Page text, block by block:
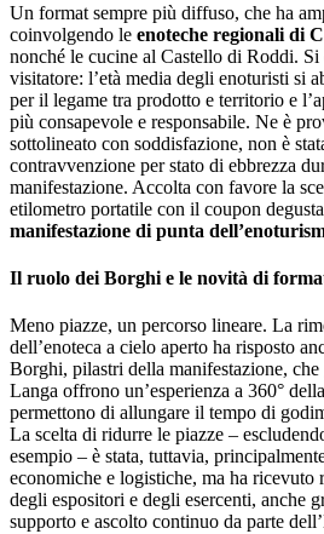
Un format sempre più diffuso, che ha
coinvolgendo le enoteche regionali di
nonché le cucine al Castello di Roddi.
visitatore: l’età media degli enoturisti si
per il legame tra prodotto e territorio e
più consapevole e responsabile. Ne è
sottolineato con soddisfazione, non è
contravvenzione per stato di ebbrezza
manifestazione. Accolta con favore la
etilometro portatile con il coupon
manifestazione di punta
Il ruolo dei Borghi e le novità di
Meno piazze, un percorso lineare. La
dell’enoteca a cielo aperto ha risposto
Borghi, pilastri della manifestazione,
Langa offrono un’esperienza a 360°
permettono di allungare il tempo di
La scelta di ridurre le piazze –
esempio – è stata, tuttavia,
economiche e logistiche, ma ha ricevuto
degli espositori e degli esercenti, anche
supporto e ascolto continuo da parte